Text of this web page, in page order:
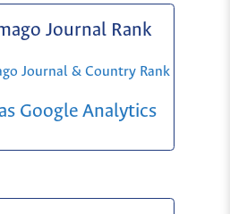
Journal Rank
Google Analytics